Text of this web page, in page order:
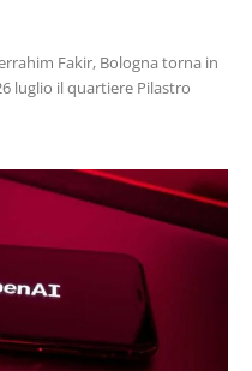
Fakir, Bologna torna in
luglio il quartiere Pilastro